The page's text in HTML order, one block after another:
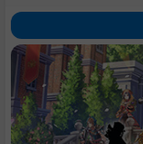
1.关于此游戏
■故事
3.■皇帝继承
4. ■角色
5.■自由剧本